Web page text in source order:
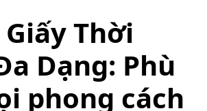
Thời
Dạng: Phù
phong cách